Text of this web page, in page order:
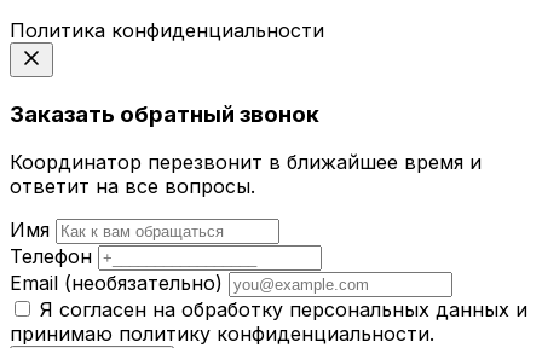
Политика конфиденциальности
Заказать обратный звонок
Координатор перезвонит в ближайшее время и
ответит на все вопросы.
Имя
Телефон
Email (необязательно)
Я согласен на обработку персональных данных и
принимаю политику конфиденциальности.